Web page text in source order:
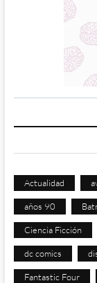
Actualidad
años 90
Ciencia Ficción
dc comics
Fantastic Four